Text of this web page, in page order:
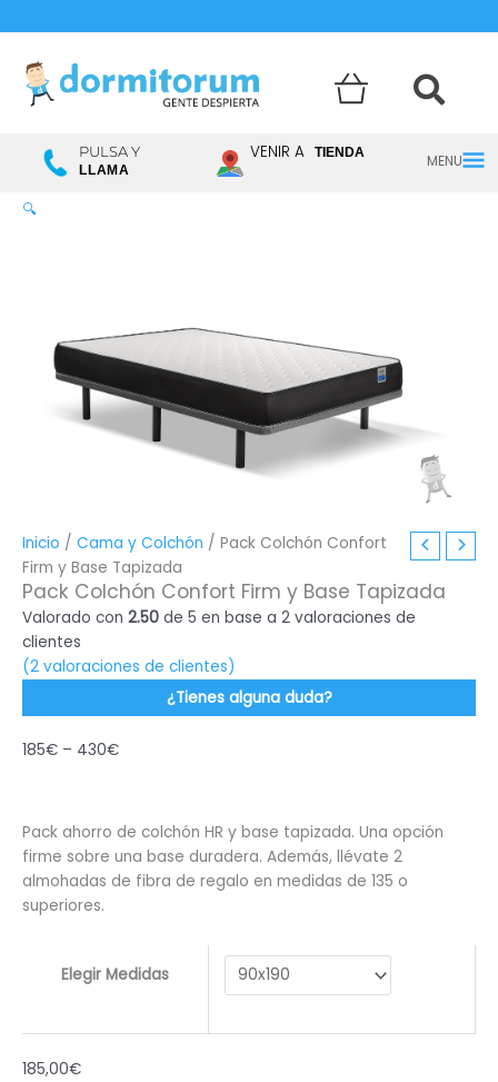
Menú
PULSA Y
LLAMA
VENIR A TIENDA
🔍
Inicio / Cama y Colchón / Pack Colchón Confort
Firm y Base Tapizada
Pack Colchón Confort Firm y Base Tapizada
Valorado con 2.50 de 5 en base a 2 valoraciones de
clientes
(2 valoraciones de clientes)
¿Tienes alguna duda?
185€ – 430€
Pack ahorro de colchón HR y base tapizada. Una opción
firme sobre una base duradera. Además, llévate 2
almohadas de fibra de regalo en medidas de 135 o
superiores.
Elegir Medidas
185,00€